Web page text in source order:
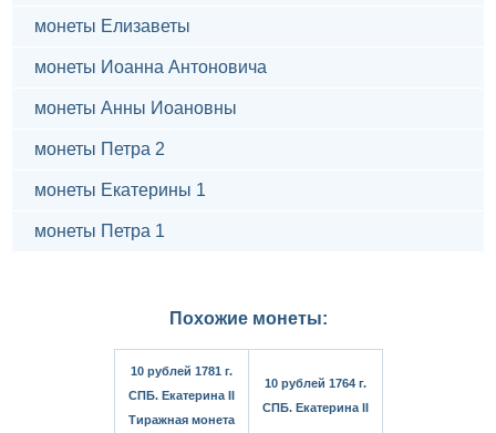
монеты Елизаветы
монеты Иоанна Антоновича
монеты Анны Иоановны
монеты Петра 2
монеты Екатерины 1
монеты Петра 1
Похожие монеты:
10 рублей 1781 г.
СПБ. Екатерина II
Тиражная монета
10 рублей 1764 г.
СПБ. Екатерина II